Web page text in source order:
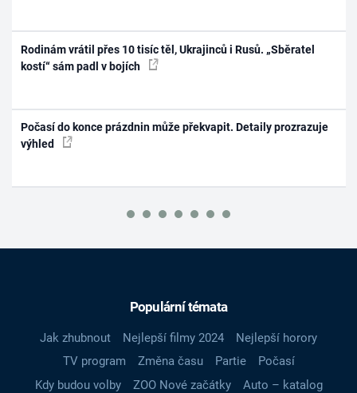
Rodinám vrátil přes 10 tisíc těl, Ukrajinců i Rusů. „Sběratel
kostí“ sám padl v bojích
Počasí do konce prázdnin může překvapit. Detaily prozrazuje
výhled
Populární témata
Jak zhubnout Nejlepší filmy 2024
Nejlepší horory
TV program
Změna času Partie
Počasí
Kdy budou volby
ZOO Nové začátky
Auto – katalog